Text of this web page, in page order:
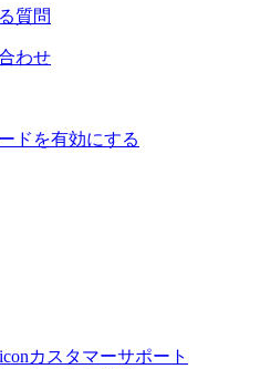
質問
わせ
ドを有効にする
カスタマーサポート